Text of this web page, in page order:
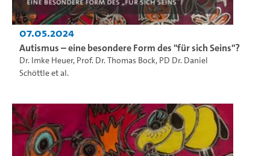
07.05.2024
Autismus – eine besondere Form des "für sich Seins"?
Dr. Imke Heuer, Prof. Dr. Thomas Bock, PD Dr. Daniel
Schöttleet al.